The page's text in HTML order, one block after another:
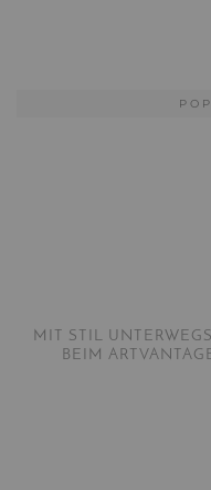
MIT STIL
BEIM